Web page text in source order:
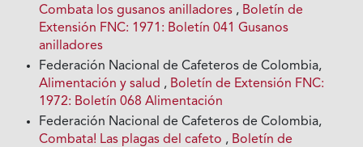
Combata los gusanos anilladores , Boletín de
Extensión FNC: 1971: Boletín 041 Gusanos
anilladores
Federación Nacional de Cafeteros de Colombia,
Alimentación y salud , Boletín de Extensión FNC:
1972: Boletín 068 Alimentación
Federación Nacional de Cafeteros de Colombia,
Combata! Las plagas del cafeto , Boletín de